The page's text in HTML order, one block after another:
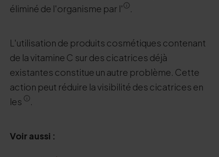
éliminé de l'organisme par l'
.
L'utilisation de produits cosmétiques contenant
de la vitamine C sur des cicatrices déjà
existantes constitue un autre problème. Cette
action peut réduire la visibilité des cicatrices en
les
.
Voir aussi :